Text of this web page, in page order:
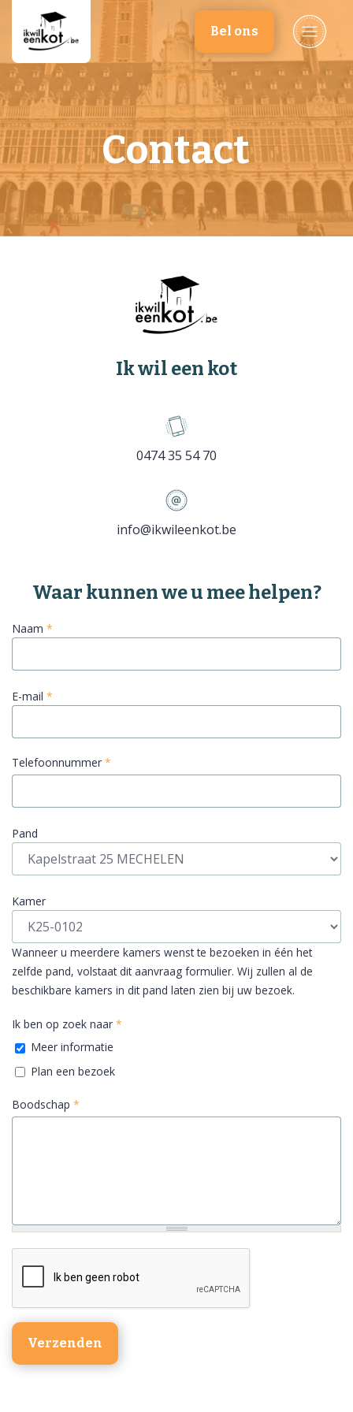
Overslaan en naar de inhoud gaan
Bel ons
Contact
Ik wil een kot
0474 35 54 70
info@ikwileenkot.be
Naam *
E-mail *
Telefoonnummer *
Pand
Kamer
Wanneer u meerdere kamers wenst te bezoeken in één het
zelfde pand, volstaat dit aanvraag formulier. Wij zullen al de
beschikbare kamers in dit pand laten zien bij uw bezoek.
Ik ben op zoek naar *
Meer informatie
Plan een bezoek
Boodschap *